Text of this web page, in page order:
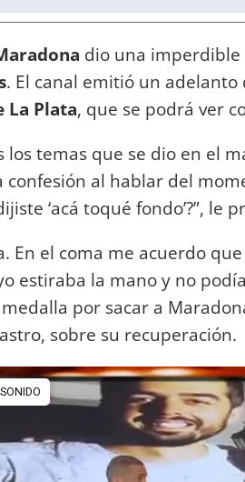
dio una
. El canal emitió un
La Plata, que se podrá ver
los temas que se dio en el
al hablar del
‘acá toqué fondo’?”,
En el coma me acuerdo
estiraba la mano y no
por sacar a
sobre su recuperación.